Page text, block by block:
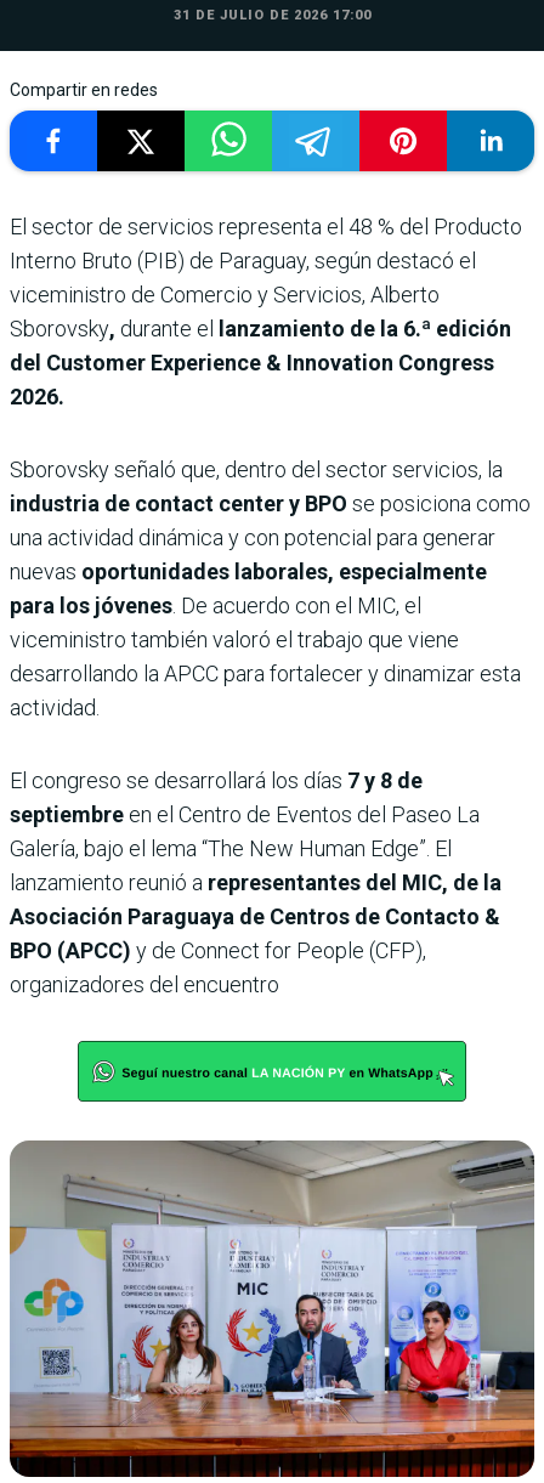
31 DE JULIO DE 2026 17:00
Compartir en redes
El sector de servicios representa el 48 % del Producto
Interno Bruto (PIB) de Paraguay, según destacó el
viceministro de Comercio y Servicios, Alberto
Sborovsky, durante el lanzamiento de la 6.ª edición
del Customer Experience & Innovation Congress
2026.
Sborovsky señaló que, dentro del sector servicios, la
industria de contact center y BPO se posiciona como
una actividad dinámica y con potencial para generar
nuevas oportunidades laborales, especialmente
para los jóvenes . De acuerdo con el MIC, el
viceministro también valoró el trabajo que viene
desarrollando la APCC para fortalecer y dinamizar esta
actividad.
El congreso se desarrollará los días 7 y 8 de
septiembre en el Centro de Eventos del Paseo La
Galería, bajo el lema “The New Human Edge”. El
lanzamiento reunió a representantes del MIC, de la
Asociación Paraguaya de Centros de Contacto &
BPO (APCC) y de Connect for People (CFP),
organizadores del encuentro